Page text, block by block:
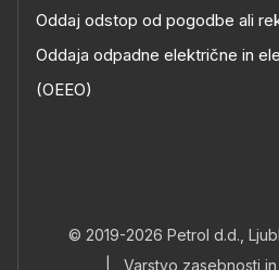
Oddaj odstop od pogodbe ali
Oddaja odpadne električne in
(OEEO)
© 2019-2026 Petrol d.d.,
Varstvo zasebnosti